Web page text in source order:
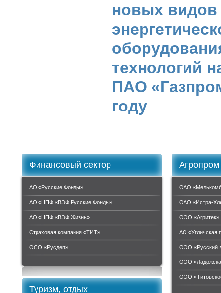
новых видов
технологий
ПАО
году
Финансовый сектор
АО «Русские Фонды»
АО «НПФ «ВЭФ.Русские Фонды»
АО «НПФ «ВЭФ.Жизнь»
Страховая компания «ТИТ»
ООО «Руcдеп»
Агропром
ОАО
ОАО «Истра-
ООО «Агритек»
АО «Угличская
ООО «Русский
ООО
ООО
Туризм, отдых